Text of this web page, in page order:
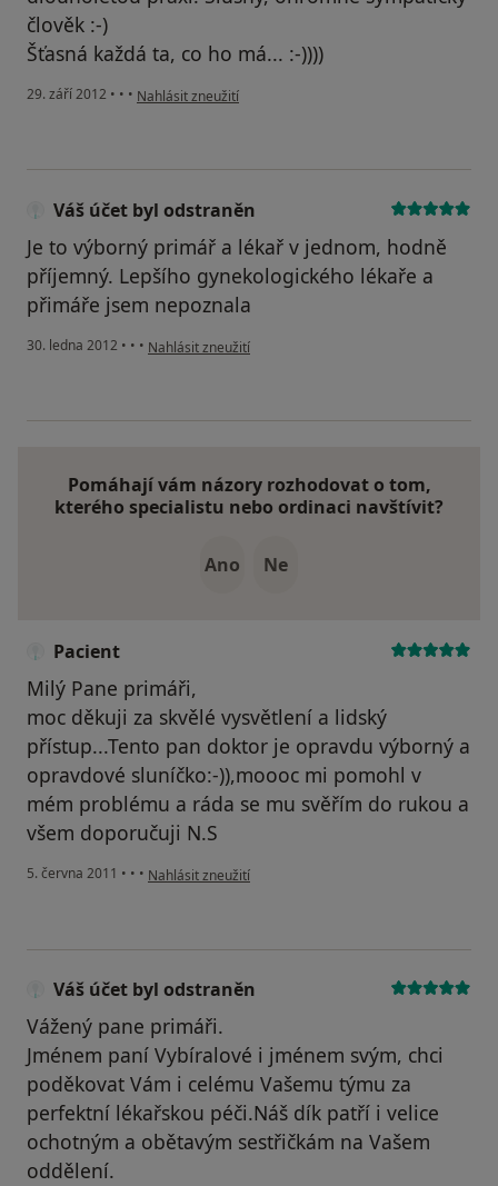
člověk :-)
Šťasná každá ta, co ho má... :-))))
29. září 2012 • • • podle názoru uživatele Váš účet byl odstraněn
Nahlásit zneužití
Váš účet byl odstraněn
Je to výborný primář a lékař v jednom, hodně
příjemný. Lepšího gynekologického lékaře a
přimáře jsem nepoznala
30. ledna 2012 • • • podle názoru uživatele Váš účet byl odstraněn
Nahlásit zneužití
Pomáhají vám názory rozhodovat o tom,
kterého specialistu nebo ordinaci navštívit?
Ano Ne
Pacient
Milý Pane primáři,
moc děkuji za skvělé vysvětlení a lidský
přístup...Tento pan doktor je opravdu výborný a
opravdové sluníčko:-)),moooc mi pomohl v
mém problému a ráda se mu svěřím do rukou a
všem doporučuji N.S
5. června 2011 • • • podle názoru uživatele Pacient
Nahlásit zneužití
Váš účet byl odstraněn
Vážený pane primáři.
Jménem paní Vybíralové i jménem svým, chci
poděkovat Vám i celému Vašemu týmu za
perfektní lékařskou péči.Náš dík patří i velice
ochotným a obětavým sestřičkám na Vašem
oddělení.